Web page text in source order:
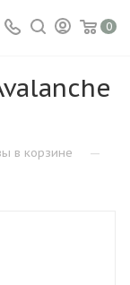
0
в корзине —